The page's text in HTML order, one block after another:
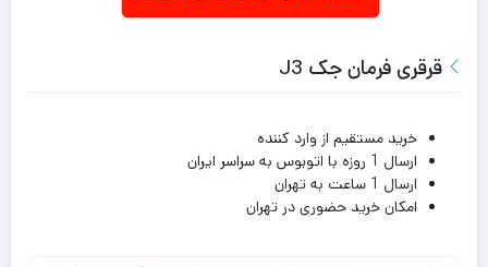
قرقری فرمان جک J3
خرید مستقیم از وارد کننده
ارسال 1 روزه با اتوبوس به سراسر ایران
ارسال 1 ساعت به تهران
امکان خرید حضوری در تهران